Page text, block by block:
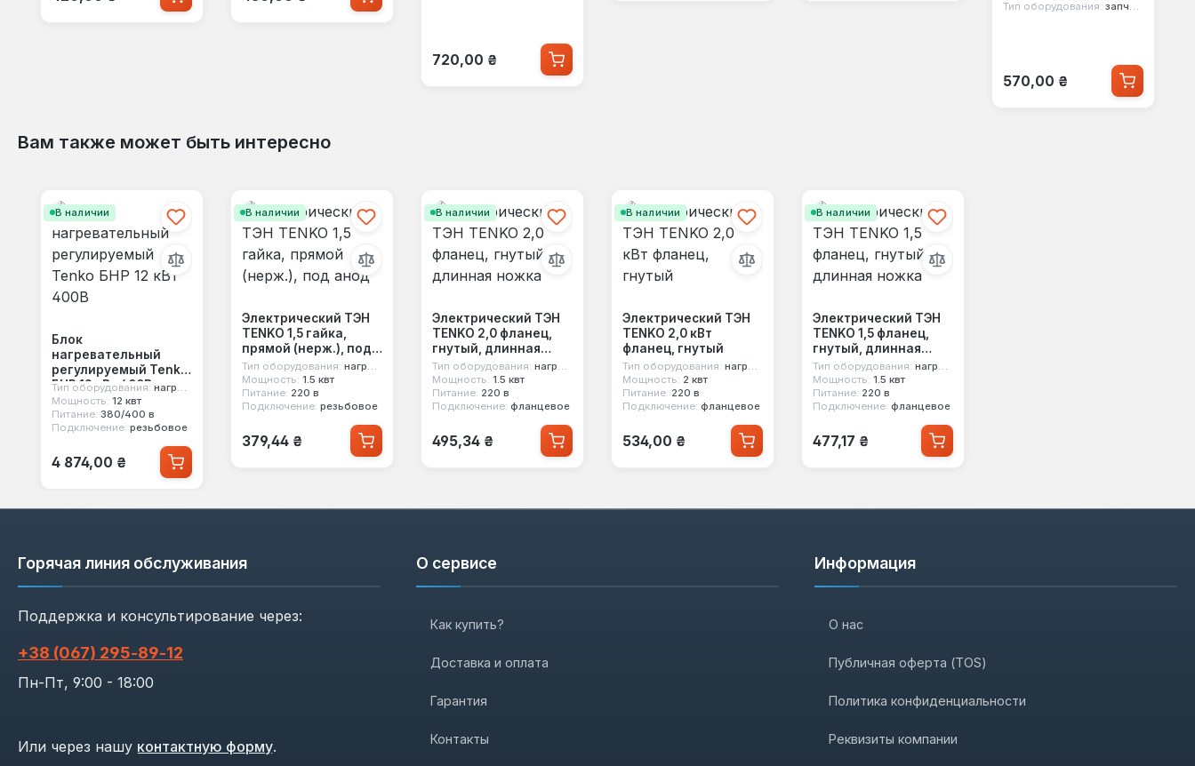
Обычная цена:
720,00 ₴
Ariston ABS VLS PW
Тип оборудования: запчасть
Обычная цена:
570,00 ₴
Вам также может быть интересно
В наличии
Блок
нагревательный
регулируемый Tenko
БНР 12 кВт 400В
Тип оборудования: нагревательный тэн
Мощность: 12 квт
Питание: 380/400 в
Подключение: резьбовое
Обычная цена:
4 874,00 ₴
В наличии
Электрический ТЭН
TENKO 1,5 гайка,
прямой (нерж.), под
анод
Тип оборудования: нагревательный тэн
Мощность: 1.5 квт
Питание: 220 в
Подключение: резьбовое
Обычная цена:
379,44 ₴
В наличии
Электрический ТЭН
TENKO 2,0 фланец,
гнутый, длинная
ножка
Тип оборудования: нагревательный тэн
Мощность: 1.5 квт
Питание: 220 в
Подключение: фланцевое
Обычная цена:
495,34 ₴
В наличии
Электрический ТЭН
TENKO 2,0 кВт
фланец, гнутый
Тип оборудования: нагревательный тэн
Мощность: 2 квт
Питание: 220 в
Подключение: фланцевое
Обычная цена:
534,00 ₴
В наличии
Электрический ТЭН
TENKO 1,5 фланец,
гнутый, длинная
ножка
Тип оборудования: нагревательный тэн
Мощность: 1.5 квт
Питание: 220 в
Подключение: фланцевое
Обычная цена:
477,17 ₴
Горячая линия обслуживания
Поддержка и консультирование через:
+38 (067) 295‑89‑12
Пн-Пт, 9:00 - 18:00
Или через нашу контактную форму.
О сервисе
Как купить?
Доставка и оплата
Гарантия
Контакты
Информация
О нас
Публичная оферта (TOS)
Политика конфиденциальности
Реквизиты компании